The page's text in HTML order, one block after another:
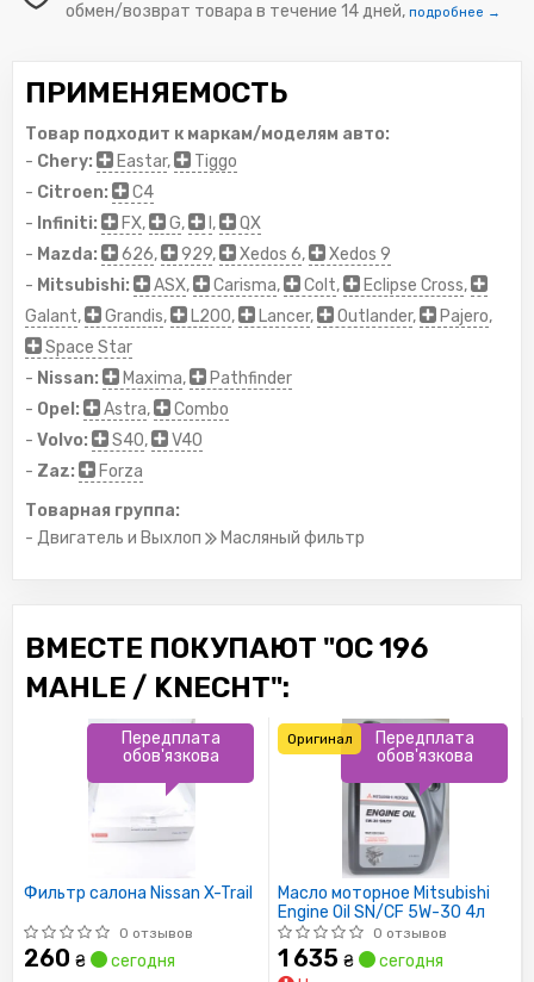
обмен/возврат товара в течение 14 дней, подробнее →
ПРИМЕНЯЕМОСТЬ
Товар подходит к маркам/моделям авто:
- Chery: Eastar,
Tiggo
- Citroen:
C4
- Infiniti: FX, G, ,
QX
- Mazda: 626, 929, Xedos 6,
Xedos 9
- Mitsubishi: ASX, Carisma, Colt, Eclipse Cross,
Galant, Grandis, L200, Lancer, Outlander, Pajero,
Space Star
- Nissan: Maxima,
Pathfinder
- Opel: Astra,
Combo
- Volvo: S40,
V40
- Zaz:
Forza
Товарная группа:
- Двигатель и Выхлоп
Масляный фильтр
ВМЕСТЕ ПОКУПАЮТ "OC 196
MAHLE / KNECHT":
Фильтр салона Nissan X-Trail
0 отзывов
260 ₴ сегодня
Передплата
обов'язкова
Масло моторное Mitsubishi
Engine Oil SN/CF 5W-30 4л
0 отзывов
1 635 ₴
сегодня
Передплата
обов'язкова
Оригинал